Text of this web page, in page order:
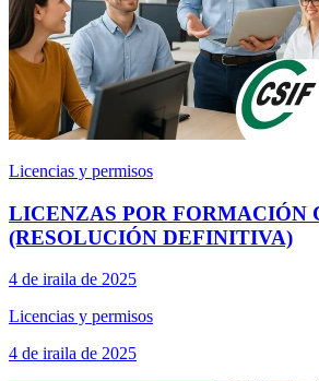
Licencias y permisos
LICENZAS POR FORMACIÓN
(RESOLUCIÓN DEFINITIVA)
4 de iraila de 2025
Licencias y permisos
4 de iraila de 2025